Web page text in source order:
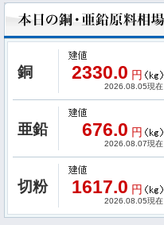
銅 2330.0 円
2026.08.05現在
亜鉛 676.0 円
2026.08.07現在
切粉 1617.0 円
2026.08.05現在